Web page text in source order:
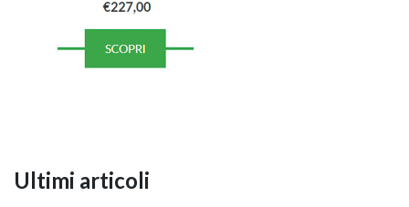
Ultimi articoli